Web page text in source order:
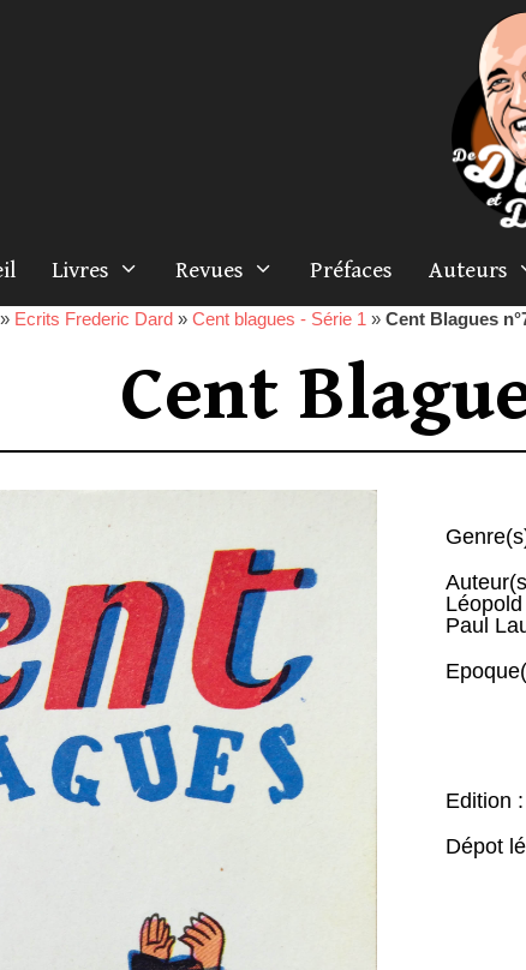
Livres Revues Préfaces Auteurs
» Ecrits Frederic Dard » Cent blagues - Série 1 » Cent Blagues
Cent
Paul
Edition
Dépot